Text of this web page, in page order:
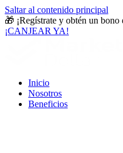
Saltar al contenido principal
🎁 ¡Regístrate y obtén un
¡CANJEAR YA!
Inicio
Nosotros
Beneficios